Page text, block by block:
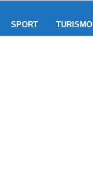
SPORT TURISMO